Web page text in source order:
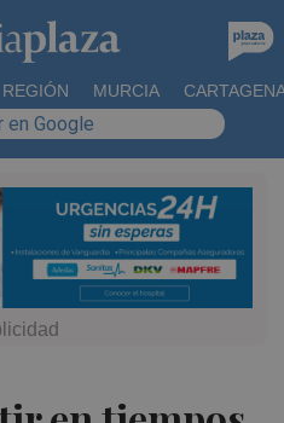
REGIÓN MURCIA
en Google